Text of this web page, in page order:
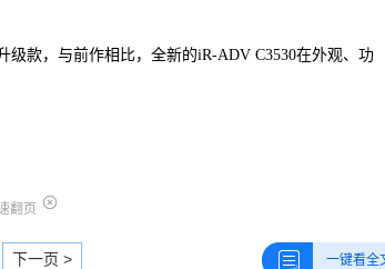
级款，与前作相比，全新的iR-ADV C3530在外观、功
翻页
下一页 > 一键看全